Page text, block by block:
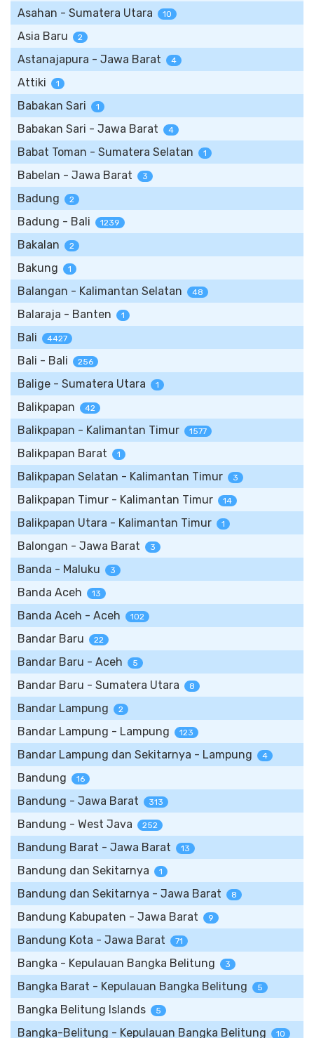
Asahan - Sumatera Utara 10
Asia Baru 2
Astanajapura - Jawa Barat 4
Attiki 1
Babakan Sari 1
Babakan Sari - Jawa Barat 4
Babat Toman - Sumatera Selatan 1
Babelan - Jawa Barat 3
Badung 2
Badung - Bali 1239
Bakalan 2
Bakung 1
Balangan - Kalimantan Selatan 48
Balaraja - Banten 1
Bali 4427
Bali - Bali 256
Balige - Sumatera Utara 1
Balikpapan 42
Balikpapan - Kalimantan Timur 1577
Balikpapan Barat 1
Balikpapan Selatan - Kalimantan Timur 3
Balikpapan Timur - Kalimantan Timur 14
Balikpapan Utara - Kalimantan Timur 1
Balongan - Jawa Barat 3
Banda - Maluku 3
Banda Aceh 13
Banda Aceh - Aceh 102
Bandar Baru 22
Bandar Baru - Aceh 5
Bandar Baru - Sumatera Utara 8
Bandar Lampung 2
Bandar Lampung - Lampung 123
Bandar Lampung dan Sekitarnya - Lampung 4
Bandung 16
Bandung - Jawa Barat 313
Bandung - West Java 252
Bandung Barat - Jawa Barat 13
Bandung dan Sekitarnya 1
Bandung dan Sekitarnya - Jawa Barat 8
Bandung Kabupaten - Jawa Barat 9
Bandung Kota - Jawa Barat 71
Bangka - Kepulauan Bangka Belitung 3
Bangka Barat - Kepulauan Bangka Belitung 5
Bangka Belitung Islands 5
Bangka-Belitung - Kepulauan Bangka Belitung 10